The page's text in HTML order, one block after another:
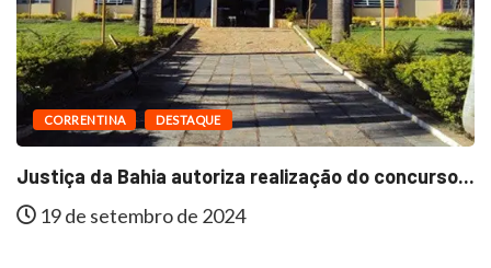
CORRENTINA DESTAQUE
Justiça da Bahia autoriza realização do concurso...
19 de setembro de 2024